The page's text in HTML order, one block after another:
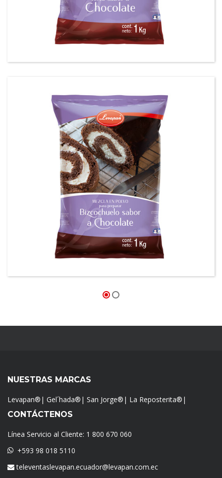
Mezcla en polvo para preparar tortas sabor a
Chocolate
Mezcla en polvo para prepara Bizcochuelos
sabor a chocolate
NUESTRAS MARCAS
Levapan® | Gel´hada® | San Jorge® | La Reposterita® |
CONTÁCTENOS
Línea Servicio al Cliente: 1 800 670 060
+593 98 018 5110
televentaslevapan.ecuador@levapan.com.ec